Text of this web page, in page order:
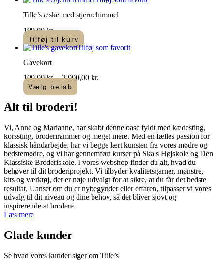
Tille’s æske med stjernehimmel
199,00kr.
Tilføj til kurv
Tilføj som favorit
Gavekort
100,00kr. – 2.000,00 kr.
Vælg beløb
Dette
vare
har
varianter.
Mulighederne
kan
vælges
på
varesiden
Alt til broderi!​
Vi, Anne og Marianne, har skabt denne oase fyldt med kædesting,
korssting, broderirammer og meget mere. Med en fælles passion for
klassisk håndarbejde, har vi begge lært kunsten fra vores mødre og
bedstemødre, og vi har gennemført kurser på Skals Højskole og Den
Klassiske Broderiskole. I vores webshop finder du alt, hvad du
behøver til dit broderiprojekt. Vi tilbyder kvalitetsgarner, mønstre,
kits og værktøj, der er nøje udvalgt for at sikre, at du får det bedste
resultat. Uanset om du er nybegynder eller erfaren, tilpasser vi vores
udvalg til dit niveau og dine behov, så det bliver sjovt og
inspirerende at brodere.
Læs mere
Glade kunder
Se hvad vores kunder siger om Tille’s